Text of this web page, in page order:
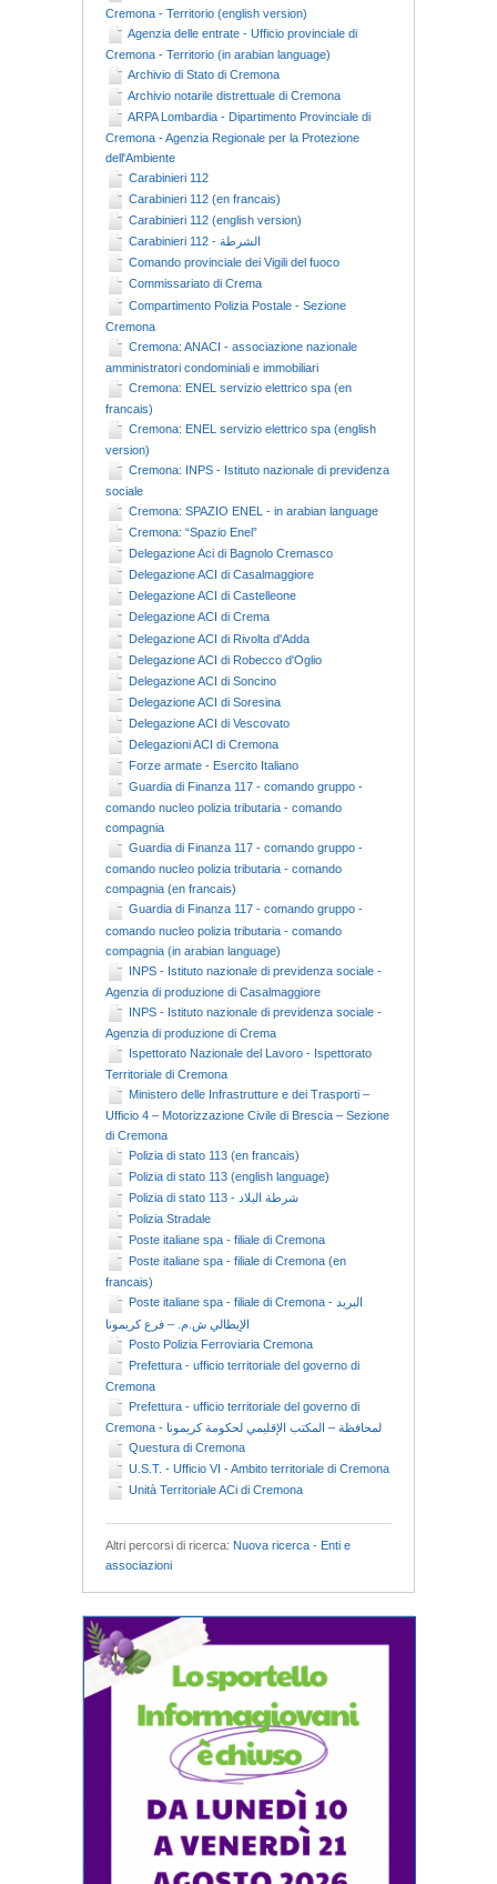
Cremona - Territorio (english version)
Agenzia delle entrate - Ufficio provinciale di
Cremona - Territorio (in arabian language)
Archivio di Stato di Cremona
Archivio notarile distrettuale di Cremona
ARPA Lombardia - Dipartimento Provinciale di
Cremona - Agenzia Regionale per la Protezione
dell'Ambiente
Carabinieri 112
Carabinieri 112 (en francais)
Carabinieri 112 (english version)
Carabinieri 112 - الشرطة
Comando provinciale dei Vigili del fuoco
Commissariato di Crema
Compartimento Polizia Postale - Sezione
Cremona
Cremona: ANACI - associazione nazionale
amministratori condominiali e immobiliari
Cremona: ENEL servizio elettrico spa (en
francais)
Cremona: ENEL servizio elettrico spa (english
version)
Cremona: INPS - Istituto nazionale di previdenza
sociale
Cremona: SPAZIO ENEL - in arabian language
Cremona: “Spazio Enel”
Delegazione Aci di Bagnolo Cremasco
Delegazione ACI di Casalmaggiore
Delegazione ACI di Castelleone
Delegazione ACI di Crema
Delegazione ACI di Rivolta d'Adda
Delegazione ACI di Robecco d'Oglio
Delegazione ACI di Soncino
Delegazione ACI di Soresina
Delegazione ACI di Vescovato
Delegazioni ACI di Cremona
Forze armate - Esercito Italiano
Guardia di Finanza 117 - comando gruppo -
comando nucleo polizia tributaria - comando
compagnia
Guardia di Finanza 117 - comando gruppo -
comando nucleo polizia tributaria - comando
compagnia (en francais)
Guardia di Finanza 117 - comando gruppo -
comando nucleo polizia tributaria - comando
compagnia (in arabian language)
INPS - Istituto nazionale di previdenza sociale -
Agenzia di produzione di Casalmaggiore
INPS - Istituto nazionale di previdenza sociale -
Agenzia di produzione di Crema
Ispettorato Nazionale del Lavoro - Ispettorato
Territoriale di Cremona
Ministero delle Infrastrutture e dei Trasporti –
Ufficio 4 – Motorizzazione Civile di Brescia – Sezione
di Cremona
Polizia di stato 113 (en francais)
Polizia di stato 113 (english language)
Polizia di stato 113 - شرطة البلاد
Polizia Stradale
Poste italiane spa - filiale di Cremona
Poste italiane spa - filiale di Cremona (en
francais)
Poste italiane spa - filiale di Cremona - البريد
الإيطالي ش.م. – فرع كريمونا
Posto Polizia Ferroviaria Cremona
Prefettura - ufficio territoriale del governo di
Cremona
Prefettura - ufficio territoriale del governo di
Cremona - لمحافظة – المكتب الإقليمي لحكومة كريمونا
Questura di Cremona
U.S.T. - Ufficio VI - Ambito territoriale di Cremona
Unità Territoriale ACi di Cremona
Altri percorsi di ricerca: Nuova ricerca - Enti e
associazioni